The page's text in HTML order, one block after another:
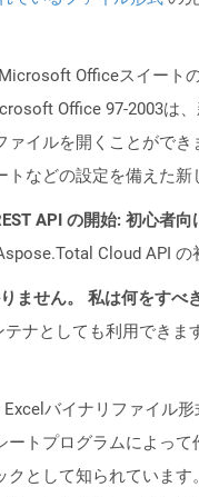
Officeスイート
Office 97-2003は
イルを開くことがで
などの設定を備えた
API の開始: 初心者向
Cloud API
ません。 私は何をすべ
ナとしても利用できま
バイナリファイル
トプログラムによっ
として知られていま